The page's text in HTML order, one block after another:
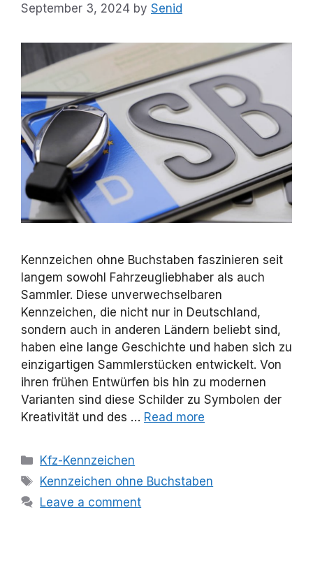
September 3, 2024 by Senid
Kennzeichen ohne Buchstaben faszinieren seit
langem sowohl Fahrzeugliebhaber als auch
Sammler. Diese unverwechselbaren
Kennzeichen, die nicht nur in Deutschland,
sondern auch in anderen Ländern beliebt sind,
haben eine lange Geschichte und haben sich zu
einzigartigen Sammlerstücken entwickelt. Von
ihren frühen Entwürfen bis hin zu modernen
Varianten sind diese Schilder zu Symbolen der
Kreativität und des … Read more
Categories
Kfz-Kennzeichen
Tags
Kennzeichen ohne Buchstaben
Leave a comment